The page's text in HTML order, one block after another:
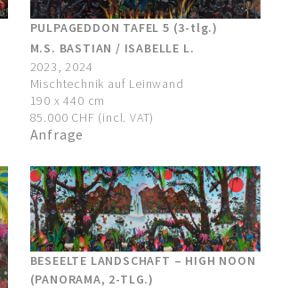
PULPAGEDDON TAFEL 5 (3-tlg.)
M.S. BASTIAN / ISABELLE L.
2023, 2024
Mischtechnik auf Leinwand
190 x 440 cm
85.000 CHF (incl. VAT)
Anfrage
BESEELTE LANDSCHAFT – HIGH NOON
(PANORAMA, 2-TLG.)